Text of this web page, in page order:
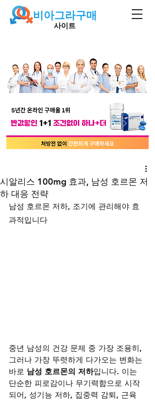
비아그라구매
사이트
시알리스 100mg 효과, 남성 호르몬 저
하 대응 전략
남성 호르몬 저하, 조기에 관리해야 효
과적입니다
중년 남성의 건강 문제 중 가장 조용히,
그러나 가장 뚜렷하게 다가오는 변화는
바로 남성 호르몬의 저하입니다. 이는
단순한 피로감이나 무기력함으로 시작
되어, 성기능 저하, 집중력 감퇴, 근육